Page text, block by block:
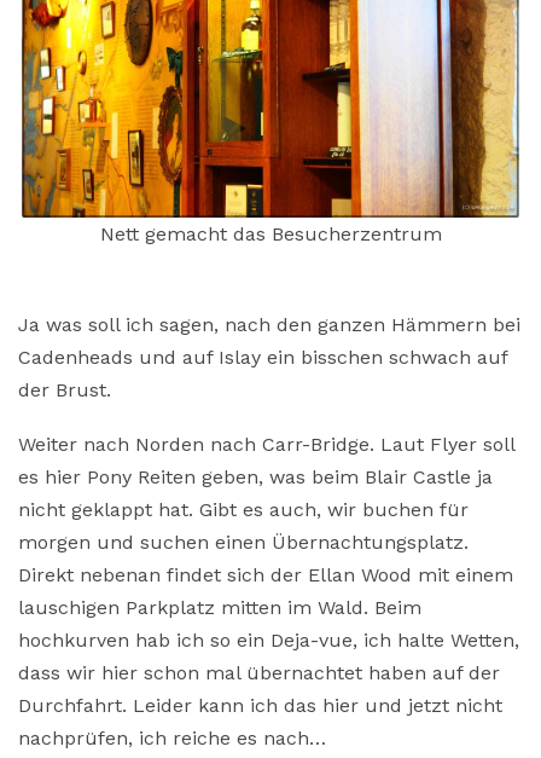
Nett gemacht das Besucherzentrum
Ja was soll ich sagen, nach den ganzen Hämmern bei
Cadenheads und auf Islay ein bisschen schwach auf
der Brust.
Weiter nach Norden nach Carr-Bridge. Laut Flyer soll
es hier Pony Reiten geben, was beim Blair Castle ja
nicht geklappt hat. Gibt es auch, wir buchen für
morgen und suchen einen Übernachtungsplatz.
Direkt nebenan findet sich der Ellan Wood mit einem
lauschigen Parkplatz mitten im Wald. Beim
hochkurven hab ich so ein Deja-vue, ich halte Wetten,
dass wir hier schon mal übernachtet haben auf der
Durchfahrt. Leider kann ich das hier und jetzt nicht
nachprüfen, ich reiche es nach…